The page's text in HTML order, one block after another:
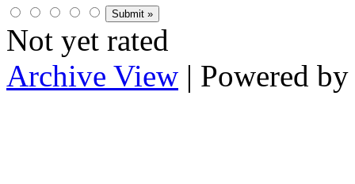
Not yet rated
Archive View | Powered